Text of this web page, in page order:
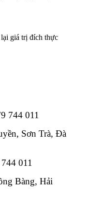
giá trị đích thực
744 011
Trà, Đà
011
Hải